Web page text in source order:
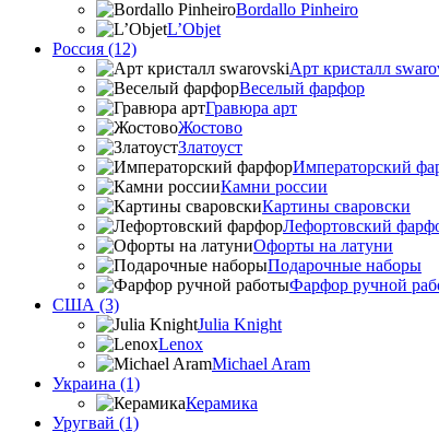
Bordallo Pinheiro
L’Objet
Россия (12)
Арт кристалл
Веселый фарфор
Гравюра арт
Жостово
Златоуст
Императорский
Камни россии
Картины сваровски
Лефортовский
Офорты на латуни
Подарочные наборы
Фарфор ручной
США (3)
Julia Knight
Lenox
Michael Aram
Украина (1)
Керамика
Уругвай (1)